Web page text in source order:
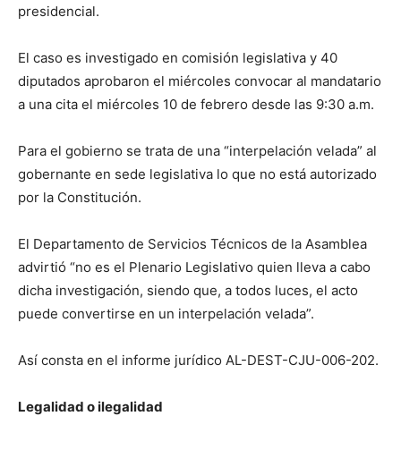
presidencial.
El caso es investigado en comisión legislativa y 40
diputados aprobaron el miércoles convocar al mandatario
a una cita el miércoles 10 de febrero desde las 9:30 a.m.
Para el gobierno se trata de una “interpelación velada” al
gobernante en sede legislativa lo que no está autorizado
por la Constitución.
El Departamento de Servicios Técnicos de la Asamblea
advirtió “no es el Plenario Legislativo quien lleva a cabo
dicha investigación, siendo que, a todos luces, el acto
puede convertirse en un interpelación velada”.
Así consta en el informe jurídico AL-DEST-CJU-006-202.
Legalidad o ilegalidad